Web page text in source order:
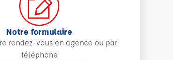
Notre formulaire
rendez-vous en agence ou par
téléphone